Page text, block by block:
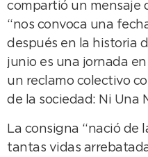
compartió un mensaje
“nos convoca una
después en la historia
junio es una jornada en
un reclamo colectivo
de la sociedad: Ni Una
La consigna “nació de
tantas vidas